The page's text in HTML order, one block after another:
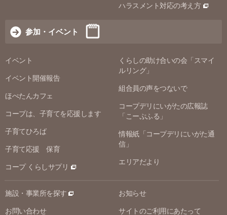
ハラスメント対応の考え方
参加・イベント
イベント
イベント開催報告
ほぺたんカフェ
コープは、子育てを応援します
子育てひろば
子育て応援 保育
コープ くらしサプリ
くらしの助け合いの会「スマイ
ルリング」
組合員の声をつないで
コープデリにいがたの広報誌
「こーぷふる」
情報紙「コープデリにいがた通
信」
エリアだより
施設・事業所を探す
お問い合わせ
お知らせ
サイトのご利用にあたって